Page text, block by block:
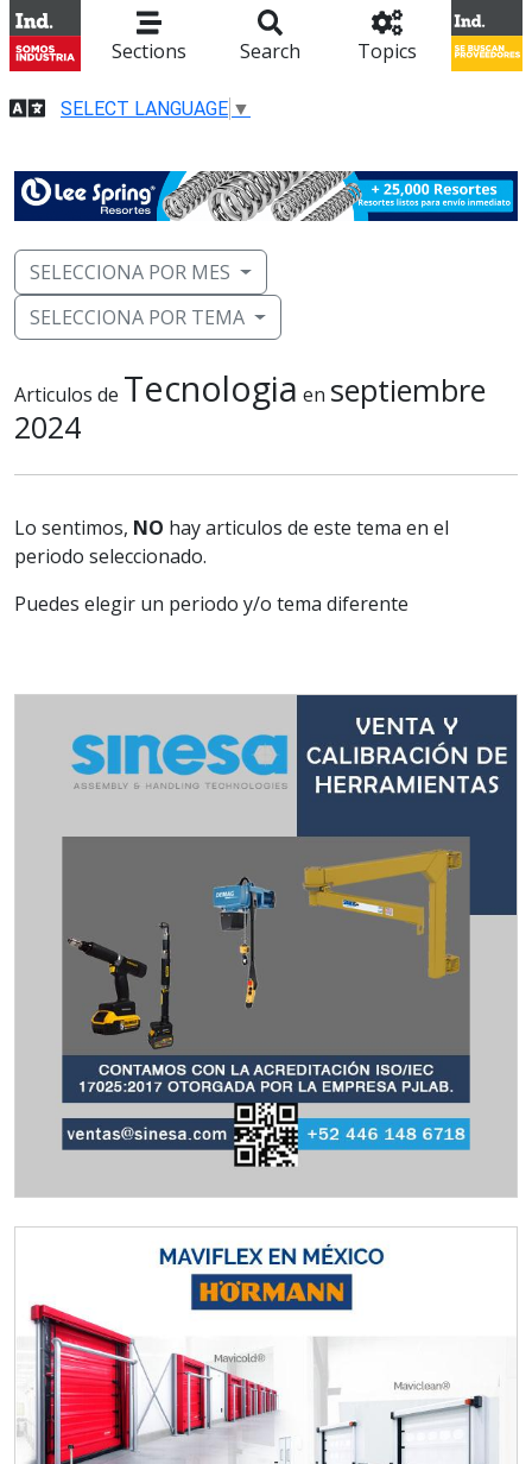
Sections Search Topics
SELECT LANGUAGE ▼
SELECCIONA POR MES
SELECCIONA POR TEMA
Articulos de Tecnologia en septiembre
2024
Lo sentimos, NO hay articulos de este tema en el
periodo seleccionado.
Puedes elegir un periodo y/o tema diferente